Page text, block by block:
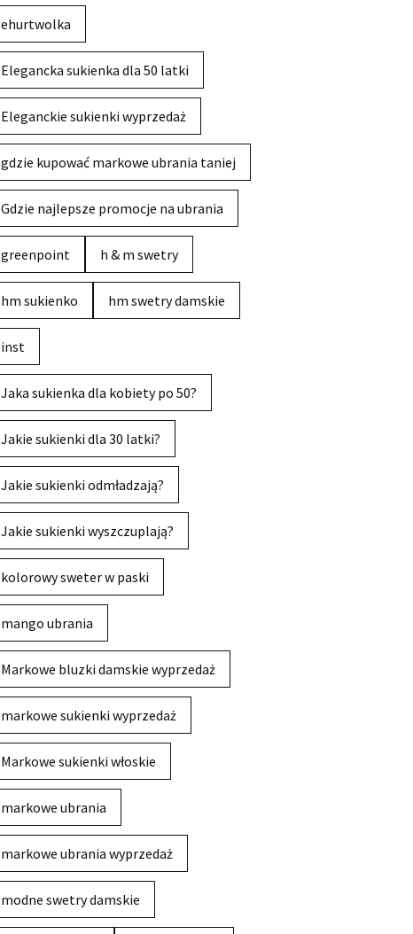
ehurtwolka
Elegancka sukienka dla 50 latki
Eleganckie sukienki wyprzedaż
gdzie kupować markowe ubrania taniej
Gdzie najlepsze promocje na ubrania
greenpoint h & m swetry
hm sukienko hm swetry damskie
inst
Jaka sukienka dla kobiety po 50?
Jakie sukienki dla 30 latki?
Jakie sukienki odmładzają?
Jakie sukienki wyszczuplają?
kolorowy sweter w paski
mango ubrania
Markowe bluzki damskie wyprzedaż
markowe sukienki wyprzedaż
Markowe sukienki włoskie
markowe ubrania
markowe ubrania wyprzedaż
modne swetry damskie